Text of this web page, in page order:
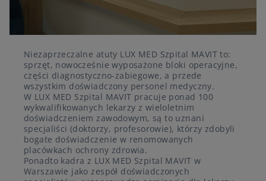
Niezaprzeczalne atuty LUX MED Szpital MAVIT to:
sprzęt, nowocześnie wyposażone bloki operacyjne,
części diagnostyczno-zabiegowe, a przede
wszystkim doświadczony personel medyczny.
W LUX MED Szpital MAVIT pracuje ponad 100
wykwalifikowanych lekarzy z wieloletnim
doświadczeniem zawodowym, są to uznani
specjaliści (doktorzy, profesorowie), którzy zdobyli
bogate doświadczenie w renomowanych
placówkach ochrony zdrowia.
Ponadto kadra z LUX MED Szpital MAVIT w
Warszawie jako zespół doświadczonych